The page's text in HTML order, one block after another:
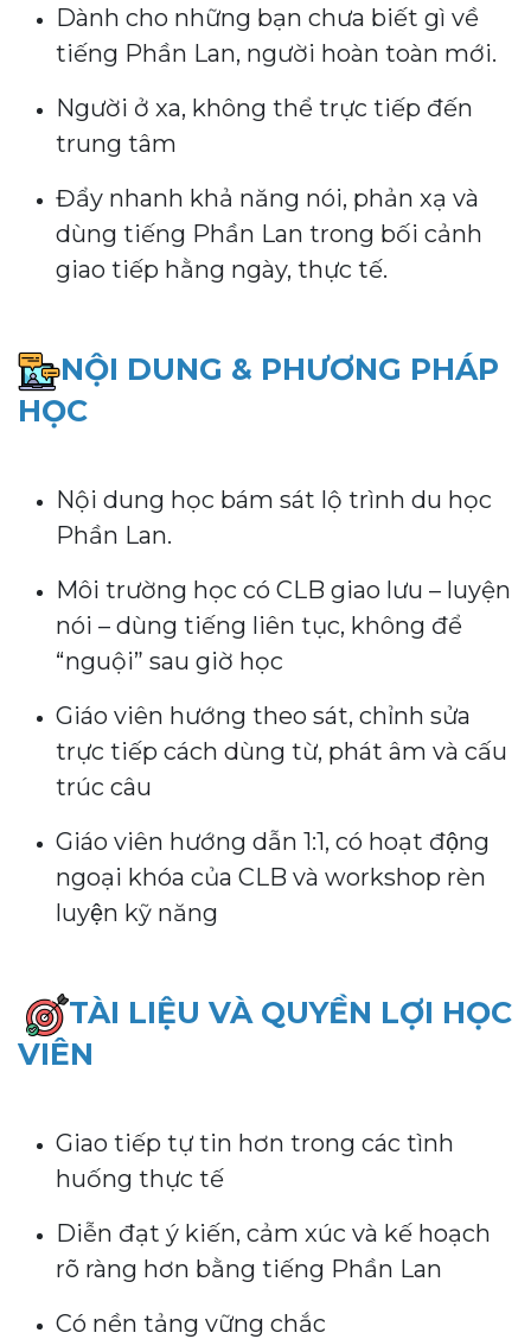
Dành cho những bạn chưa biết gì về
tiếng Phần Lan, người hoàn toàn mới.
Người ở xa, không thể trực tiếp đến
trung tâm
Đẩy nhanh khả năng nói, phản xạ và
dùng tiếng Phần Lan trong bối cảnh
giao tiếp hằng ngày, thực tế.
NỘI DUNG & PHƯƠNG PHÁP
HỌC
Nội dung học bám sát lộ trình du học
Phần Lan.
Môi trường học có CLB giao lưu – luyện
nói – dùng tiếng liên tục, không để
“nguội” sau giờ học
Giáo viên hướng theo sát, chỉnh sửa
trực tiếp cách dùng từ, phát âm và cấu
trúc câu
Giáo viên hướng dẫn 1:1, có hoạt động
ngoại khóa của CLB và workshop rèn
luyện kỹ năng
TÀI LIỆU VÀ QUYỀN LỢI HỌC
VIÊN
Giao tiếp tự tin hơn trong các tình
huống thực tế
Diễn đạt ý kiến, cảm xúc và kế hoạch
rõ ràng hơn bằng tiếng Phần Lan
Có nền tảng vững chắc